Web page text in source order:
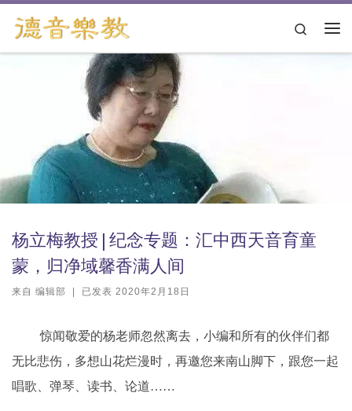
跳转到内容
Search
杨立梅教授 | 纪念专题：汇中西天音育童
蒙，归净域馨香满人间
来自 编辑部 已发表 2020年2月18日
惊闻敬爱的杨老师忽然离去，小编和所有的伙伴们都
无比悲伤，多想山花烂漫时，再邀您来南山脚下，跟您一起
唱歌、弹琴、读书、论道……